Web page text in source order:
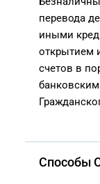
перевода
иными
открытием
счетов в
Способы